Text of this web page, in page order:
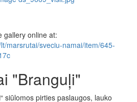
gallery online at:
marsrutai/sveciu-namai/item/645-
"Branguļi"
siūlomos pirties paslaugos, lauko